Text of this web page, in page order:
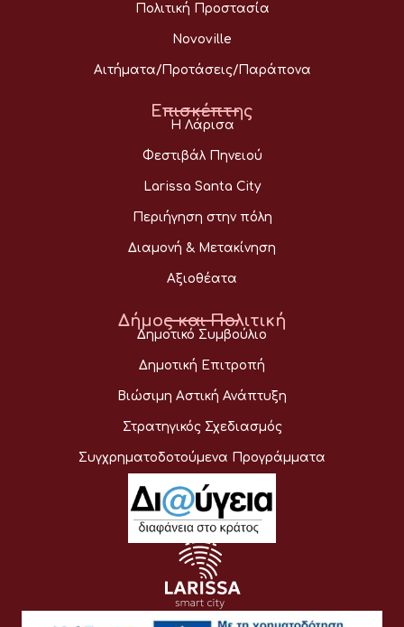
Πολιτική Προστασία
Novoville
Αιτήματα/Προτάσεις/Παράπονα
Επισκέπτης
Η Λάρισα
Φεστιβάλ Πηνειού
Larissa Santa City
Περιήγηση στην πόλη
Διαμονή & Μετακίνηση
Αξιοθέατα
Δήμος και Πολιτική
Δημοτικό Συμβούλιο
Δημοτική Επιτροπή
Βιώσιμη Αστική Ανάπτυξη
Στρατηγικός Σχεδιασμός
Συγχρηματοδοτούμενα Προγράμματα